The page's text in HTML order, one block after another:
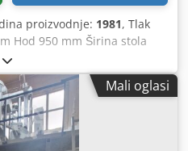
proizvodnje: 1981, Tlak
Hod 950 mm Širina stola
Ugradbena visina 1180
prostor cca 2,8 x 3 x 4,5
hidraulična četverostupna
odmah dostupna. Ostalo:
Potpuna električna
na stolu M20 / raster 135
Mali oglasi